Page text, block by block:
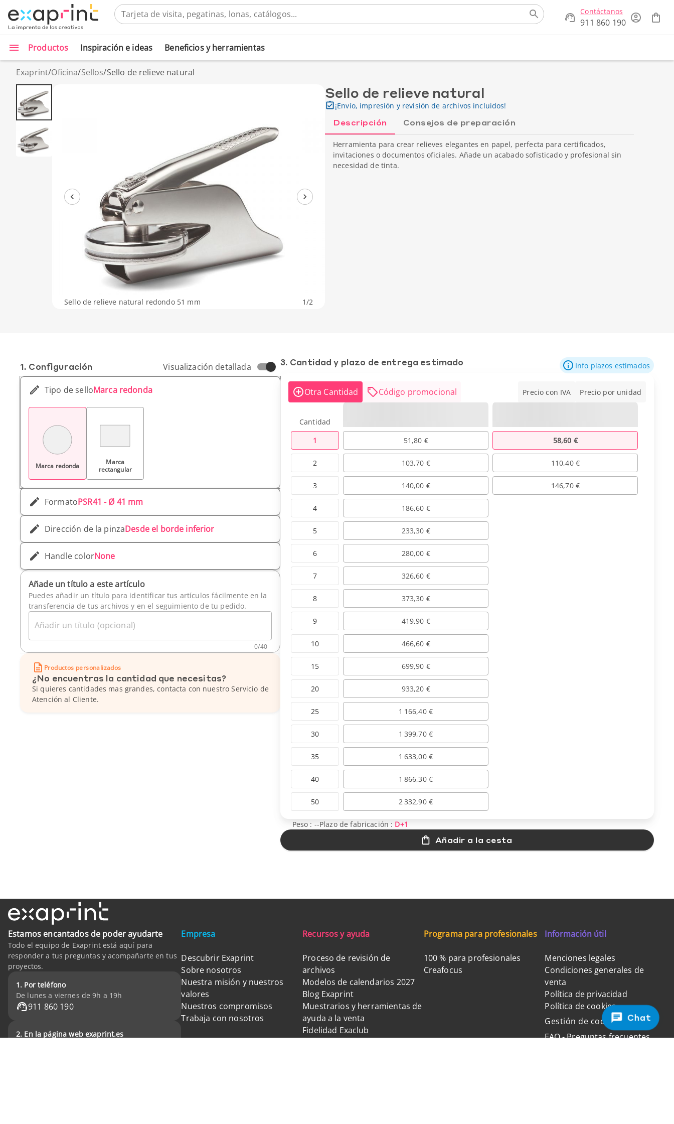
Contáctanos
911 860 190
Productos Inspiración e ideas Beneficios y herramientas
Exaprint/Oficina/Sellos/Sello de relieve natural
Sello de relieve natural redondo 51 mm 1/2
Sello de relieve natural
¡Envío, impresión y revisión de archivos incluidos!
Descripción Consejos de preparación
Herramienta para crear relieves elegantes en papel, perfecta para certificados,
invitaciones o documentos oficiales. Añade un acabado sofisticado y profesional sin
necesidad de tinta.
1. Conf­iguración Visualización detallada
Tipo de selloMarca redonda
Marca redonda
Marca
rectangular
FormatoPSR41 - Ø 41 mm
Dirección de la pinzaDesde el borde inferior
Handle colorNone
Añade un título a este artículo
Puedes añadir un título para identificar tus artículos fácilmente en la
transferencia de tus archivos y en el seguimiento de tu pedido.
Añadir un título (opcional)
0/40
Productos personalizados
¿No encuentras la cantidad que necesitas?
Si quieres cantidades mas grandes, contacta con nuestro Servicio de
Atención al Cliente.
3. Cantidad y plazo de entrega estimado Info plazos estimados
Otra Cantidad Código promocional Precio con IVA Precio por unidad
Cantidad
1
2
3
4
5
6
7
8
9
10
15
20
25
30
35
40
50
51,80 € 58,60 €
103,70 € 110,40 €
140,00 € 146,70 €
186,60 €
233,30 €
280,00 €
326,60 €
373,30 €
419,90 €
466,60 €
699,90 €
933,20 €
1 166,40 €
1 399,70 €
1 633,00 €
1 866,30 €
2 332,90 €
Peso : --Plazo de fabricación : D+1
Añadir a la cesta
Chat
Estamos encantados de poder ayudarte
Todo el equipo de Exaprint está aquí para
responder a tus preguntas y acompañarte en tus
proyectos.
1. Por teléfono
De lunes a viernes de 9h a 19h
911 860 190
2. En la página web exaprint.es
Empresa
Descubrir Exaprint
Sobre nosotros
Nuestra misión y nuestros
valores
Nuestros compromisos
Trabaja con nosotros
Recursos y ayuda
Proceso de revisión de
archivos
Modelos de calendarios 2027
Blog Exaprint
Muestrarios y herramientas de
ayuda a la venta
Fidelidad Exaclub
Programa para profesionales
100 % para profesionales
Creafocus
Información útil
Menciones legales
Condiciones generales de
venta
Política de privacidad
Política de cookies
Gestión de cookies
FAQ - Preguntas frecuentes